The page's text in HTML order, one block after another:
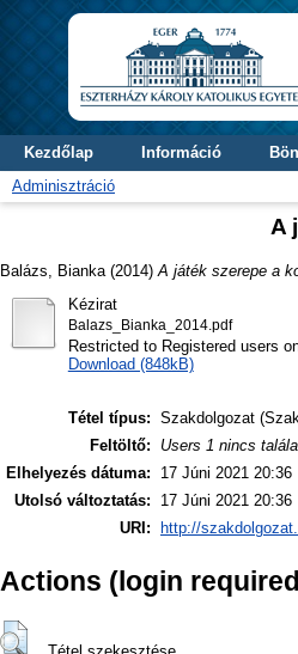
Kezdőlap Információ
Adminisztráció
A
Balázs, Bianka (2014) A játék szerepe a
Kézirat
Balazs_Bianka_2014.pdf
Restricted to Registered users
Download (848kB)
Tétel típus: Szakdolgozat
Feltöltő:
Users 1 nincs
Elhelyezés dátuma:
17 Júni 2021 20:36
Utolsó változtatás:
17 Júni 2021 20:36
URI:
http://
Actions (login